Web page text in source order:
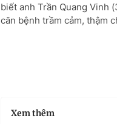
biết anh Trần Quang Vinh
căn bệnh trầm cảm, thậm
Xem thêm